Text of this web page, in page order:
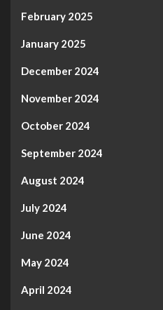
February 2025
January 2025
December 2024
November 2024
October 2024
September 2024
August 2024
July 2024
June 2024
May 2024
April 2024